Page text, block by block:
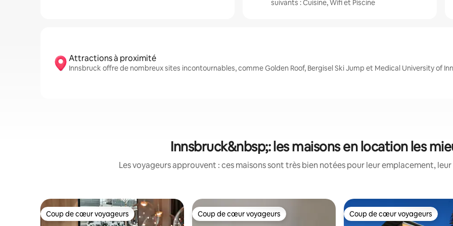
suivants : Cuisine, Wifi et Piscine
Attractions à proximité
Innsbruck offre de nombreux sites incontournables, comme Golden Roof, Bergisel Ski Jump et Medical University of
Innsbruck&nbsp;: les maisons en location les
Les voyageurs approuvent : ces maisons sont très bien notées pour leur emplacement,
Coup de cœur voyageurs
Coup de cœur voyageurs Coup de cœur voyageurs
Coup de cœur voyageurs Coup de cœur voyageurs
Coup de cœur voyageurs